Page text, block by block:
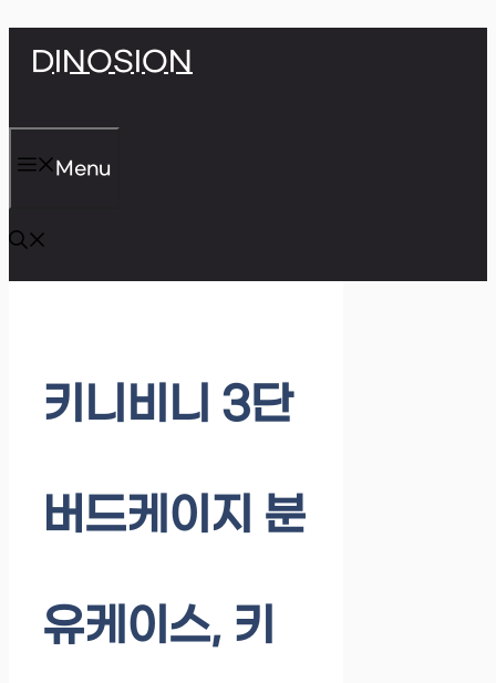
SkipDINOSION
Menu
키니비니 3단
버드케이지 분
유케이스, 키